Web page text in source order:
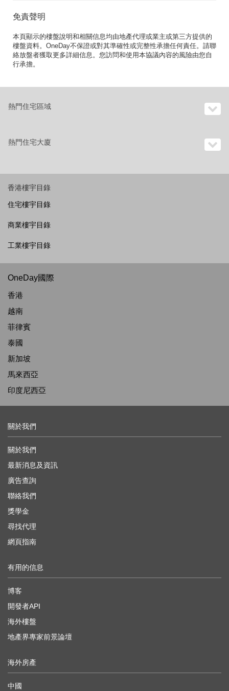
免責聲明
本頁顯示的樓盤說明和相關信息均由地產代理或業主或第三方提供的
樓盤資料。OneDay不保證或對其準確性或完整性承擔任何責任。請聯
絡放盤者獲取更多詳細信息。您訪問和使用本協議內容的風險由您自
行承擔。
熱門住宅區域
熱門住宅大廈
香港樓宇目錄
住宅樓宇目錄
商業樓宇目錄
工業樓宇目錄
OneDay國際
香港
越南
菲律賓
泰國
新加坡
馬來西亞
印度尼西亞
關於我們
關於我們
最新消息及資訊
廣告查詢
聯絡我們
獎學金
尋找代理
網頁指南
有用的信息
博客
開發者API
海外樓盤
地產界專家前景論壇
海外房產
中國